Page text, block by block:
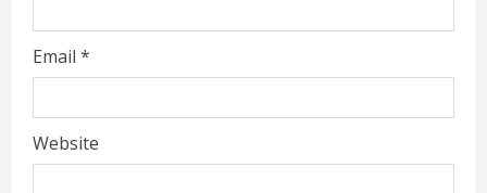
Email *
Website